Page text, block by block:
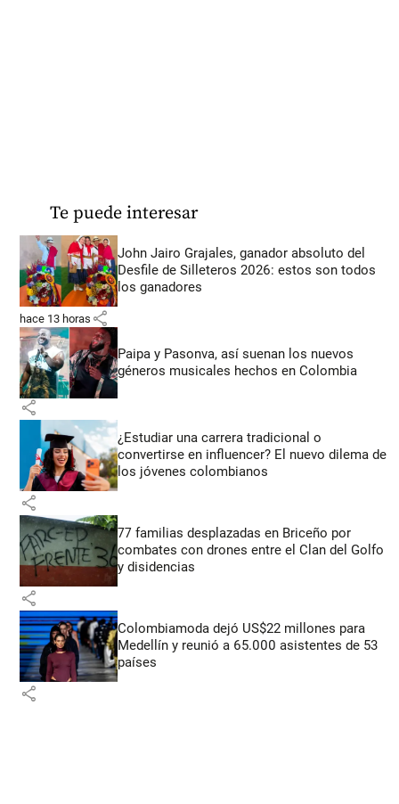
Te puede interesar
John Jairo Grajales, ganador absoluto del
Desfile de Silleteros 2026: estos son todos
los ganadores
hace 13 horas share
Paipa y Pasonva, así suenan los nuevos
géneros musicales hechos en Colombia
share
¿Estudiar una carrera tradicional o
convertirse en influencer? El nuevo dilema de
los jóvenes colombianos
share
77 familias desplazadas en Briceño por
combates con drones entre el Clan del Golfo
y disidencias
share
Colombiamoda dejó US$22 millones para
Medellín y reunió a 65.000 asistentes de 53
países
share